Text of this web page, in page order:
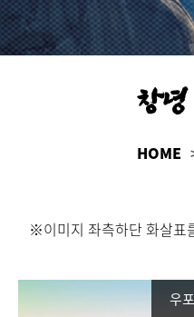
창
HOME
※이미지 좌측하단 화살표
우